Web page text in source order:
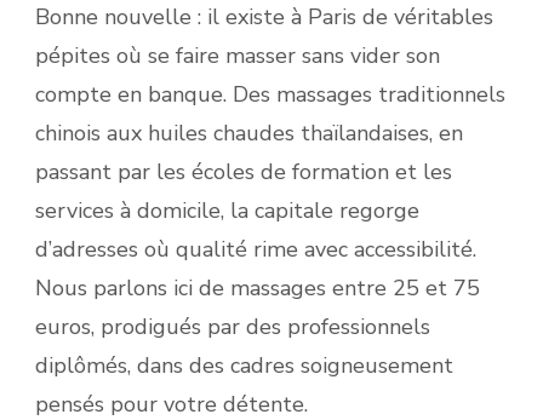
Bonne nouvelle : il existe à Paris de véritables
pépites où se faire masser sans vider son
compte en banque. Des massages traditionnels
chinois aux huiles chaudes thaïlandaises, en
passant par les écoles de formation et les
services à domicile, la capitale regorge
d’adresses où qualité rime avec accessibilité.
Nous parlons ici de massages entre 25 et 75
euros, prodigués par des professionnels
diplômés, dans des cadres soigneusement
pensés pour votre détente.